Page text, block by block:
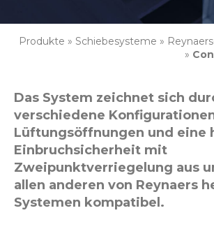
Produkte » Schiebesysteme »
»
Das System zeichnet sich
verschiedene
Lüftungsöffnungen und eine
Einbruchsicherheit mit
Zweipunktverriegelung aus
allen anderen von Reynaers
Systemen kompatibel.